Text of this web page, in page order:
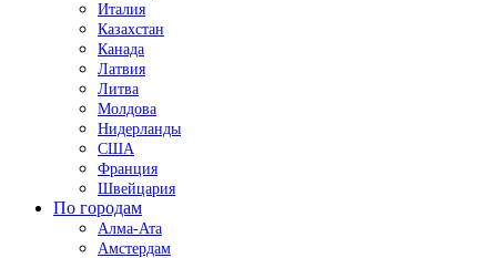
Италия
Казахстан
Канада
Латвия
Литва
Молдова
Нидерланды
США
Франция
Швейцария
По городам
Алма-Ата
Амстердам